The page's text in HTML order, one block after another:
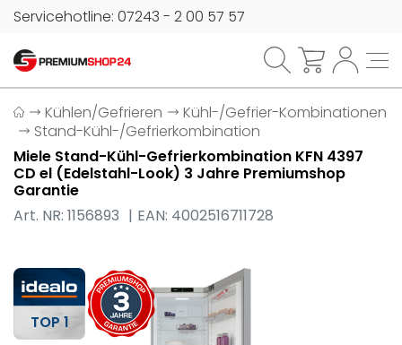
Servicehotline: 07243 - 2 00 57 57
Kühlen/Gefrieren
Kühl-/Gefrier-Kombinationen
Stand-Kühl-/Gefrierkombination
Miele Stand-Kühl-Gefrierkombination KFN 4397
CD el (Edelstahl-Look) 3 Jahre Premiumshop
Garantie
Art. NR: 1156893
EAN: 4002516711728
TOP 1